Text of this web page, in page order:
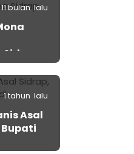
11 bulan lalu
1 tahun lalu
Asal